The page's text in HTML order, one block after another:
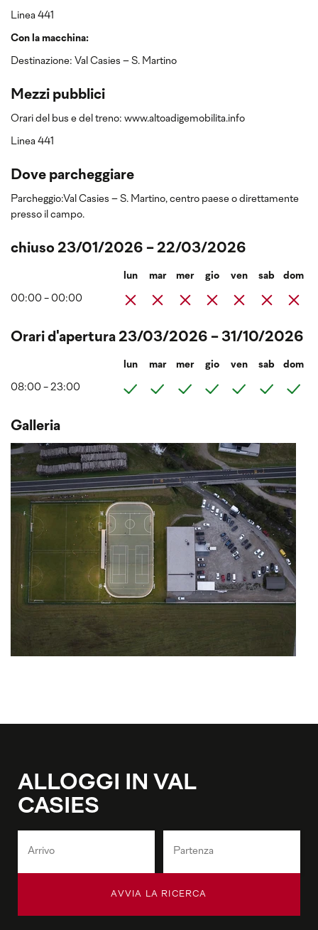
Linea 441
Con la macchina:
Destinazione: Val Casies – S. Martino
Mezzi pubblici
Orari del bus e del treno: www.altoadigemobilita.info
Linea 441
Dove parcheggiare
Parcheggio:Val Casies – S. Martino, centro paese o direttamente
presso il campo.
chiuso 23/01/2026 - 22/03/2026
lun mar mer gio ven sab dom
00:00 - 00:00
Orari d'apertura 23/03/2026 - 31/10/2026
lun mar mer gio ven sab dom
08:00 - 23:00
Galleria
ALLOGGI IN VAL
CASIES
AVVIA LA RICERCA